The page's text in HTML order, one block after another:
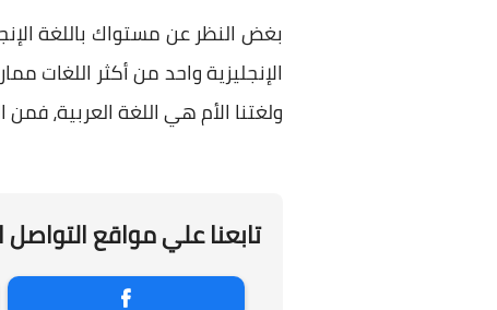
بغض النظر عن مستواك باللغة
الإنجليزية واحد من أكثر
ولغتنا الأم هي اللغة العربية،
تابعنا علي مواقع